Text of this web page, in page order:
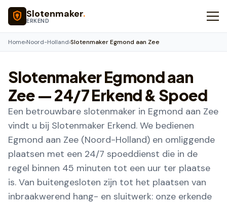
Naar hoofdinhoud
Slotenmaker.
ERKEND
Home›Noord-Holland›Slotenmaker Egmond aan Zee
SlotenmakerEgmond aan
Zee— 24/7 Erkend & Spoed
Een betrouwbare slotenmaker in Egmond aan Zee
vindt u bij Slotenmaker Erkend. We bedienen
Egmond aan Zee (Noord-Holland) en omliggende
plaatsen met een 24/7 spoeddienst die in de
regel binnen 45 minuten tot een uur ter plaatse
is. Van buitengesloten zijn tot het plaatsen van
inbraakwerend hang- en sluitwerk: onze erkende